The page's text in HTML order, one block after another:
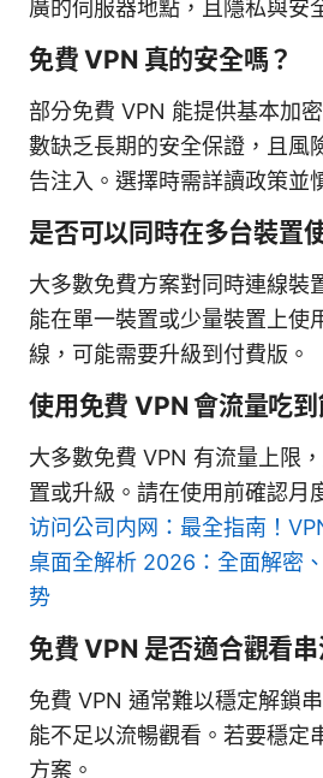
廣的伺服器地點，且隱私與安
免費 VPN 真的安全嗎？
部分免費 VPN 能提供基本加
數缺乏長期的安全保證，且風
告注入。選擇時需詳讀政策並
是否可以同時在多台裝置
大多數免費方案對同時連線裝
能在單一裝置或少量裝置上使
線，可能需要升級到付費版。
使用免費 VPN 會流量吃到
大多數免費 VPN 有流量上限
置或升級。請在使用前確認月
访问公司内网：最全指南！
桌面全解析 2026：全面解密
势
免費 VPN 是否適合觀看串
免費 VPN 通常難以穩定解鎖
能不足以流暢觀看。若要穩定
方案。